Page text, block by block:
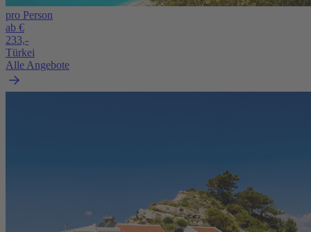
pro Person
ab €
233,-
Türkei
Alle Angebote